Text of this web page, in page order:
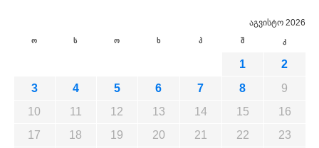
აგვისტო 2026
ო ს ო ხ პ შ კ
1
2
3
4 5 6 7 8
9
10
11 12 13 14 15
16
17
18 19 20 21 22
23